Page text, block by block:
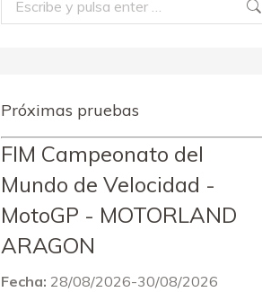
Próximas pruebas
FIM Campeonato del
Mundo de Velocidad -
MotoGP - MOTORLAND
ARAGON
Fecha: 28/08/2026-30/08/2026